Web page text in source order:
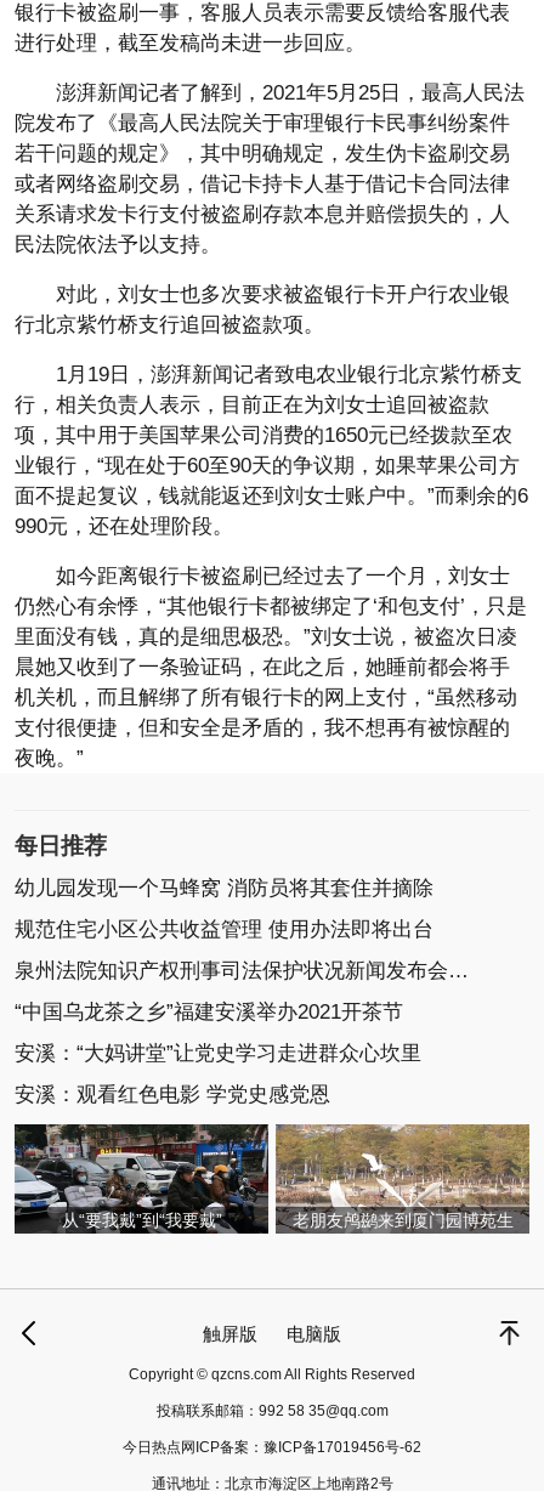
银行卡被盗刷一事，客服人员表示需要反馈给客服代表
进行处理，截至发稿尚未进一步回应。
澎湃新闻记者了解到，2021年5月25日，最高人民法
院发布了《最高人民法院关于审理银行卡民事纠纷案件
若干问题的规定》，其中明确规定，发生伪卡盗刷交易
或者网络盗刷交易，借记卡持卡人基于借记卡合同法律
关系请求发卡行支付被盗刷存款本息并赔偿损失的，人
民法院依法予以支持。
对此，刘女士也多次要求被盗银行卡开户行农业银
行北京紫竹桥支行追回被盗款项。
1月19日，澎湃新闻记者致电农业银行北京紫竹桥支
行，相关负责人表示，目前正在为刘女士追回被盗款
项，其中用于美国苹果公司消费的1650元已经拨款至农
业银行，“现在处于60至90天的争议期，如果苹果公司方
面不提起复议，钱就能返还到刘女士账户中。”而剩余的6
990元，还在处理阶段。
如今距离银行卡被盗刷已经过去了一个月，刘女士
仍然心有余悸，“其他银行卡都被绑定了‘和包支付’，只是
里面没有钱，真的是细思极恐。”刘女士说，被盗次日凌
晨她又收到了一条验证码，在此之后，她睡前都会将手
机关机，而且解绑了所有银行卡的网上支付，“虽然移动
支付很便捷，但和安全是矛盾的，我不想再有被惊醒的
夜晚。”
每日推荐
幼儿园发现一个马蜂窝 消防员将其套住并摘除
规范住宅小区公共收益管理 使用办法即将出台
泉州法院知识产权刑事司法保护状况新闻发布会召开
“中国乌龙茶之乡”福建安溪举办2021开茶节
安溪：“大妈讲堂”让党史学习走进群众心坎里
安溪：观看红色电影 学党史感党恩
从“要我戴”到“我要戴” 老朋友鸬鹚来到厦门园博苑生
触屏版 电脑版
Copyright © qzcns.com All Rights Reserved
投稿联系邮箱： 992 58 35@qq.com
今日热点网ICP备案： 豫ICP备17019456号-62
通讯地址：北京市海淀区上地南路2号